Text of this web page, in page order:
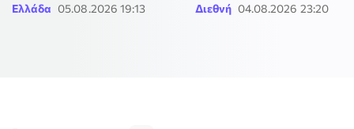
Ελλάδα 05.08.2026 19:13 Διεθνή 04.08.2026 23:20